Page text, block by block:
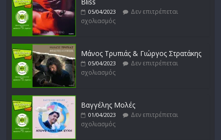
05/04/2023
Δεν επιτρέπεται
σχολιασμός
Μάνος Τρυπιάς & Γιώργος Στρατάκης
05/04/2023
Δεν επιτρέπεται
σχολιασμός
Βαγγέλης Μολές
01/04/2023
Δεν επιτρέπεται
σχολιασμός